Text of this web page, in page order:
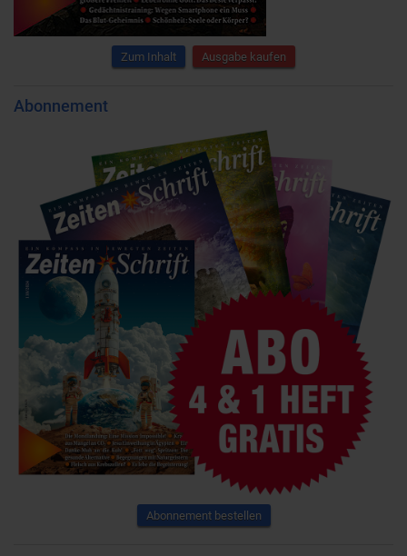
Zum Inhalt Ausgabe kaufen
Abonnement
Abonnement bestellen